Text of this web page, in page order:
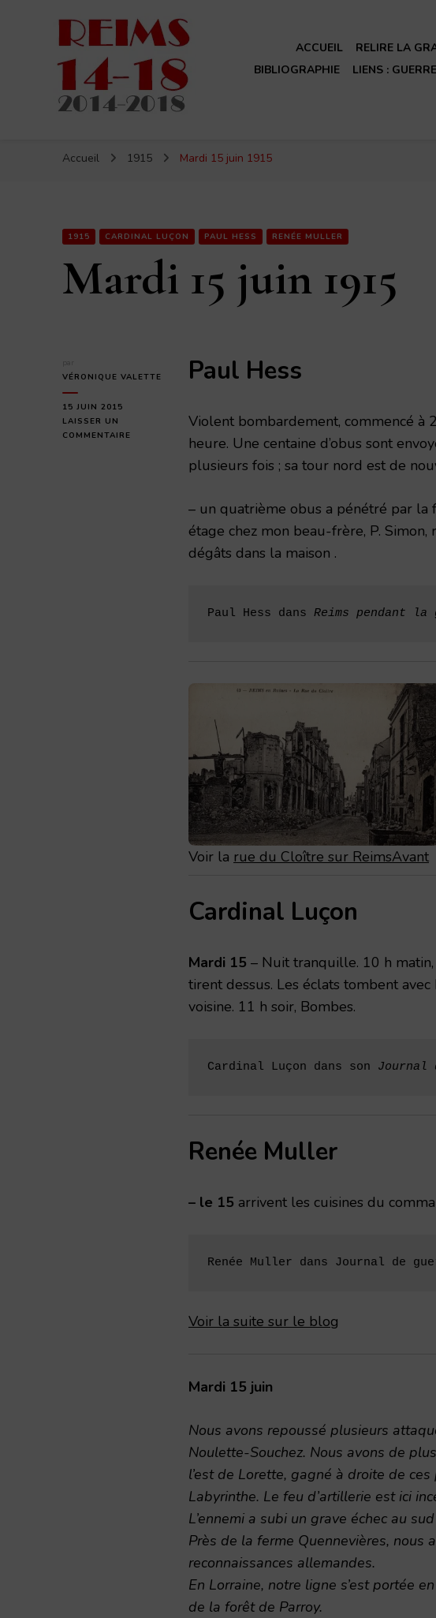
ACCUEIL RELIRE LA
BIBLIOGRAPHIE
LIENS :
Accueil 1915 Mardi 15 juin 1915
1915 CARDINAL LUÇON PAUL HESS RENÉE MULLER
Mardi 15 juin 1915
VÉRONIQUE VALETTE
15 JUIN 2015
LAISSER UN
COMMENTAIRE
Paul Hess
Violent bombardement, commencé à
heure. Une centaine d’obus sont
plusieurs fois ; sa tour nord est de
– un quatrième obus a pénétré par la
étage chez mon beau-frère, P.
dégâts dans la maison .
Paul Hess dans Reims pendant la
Voir la rue du Cloître sur ReimsAvant
Cardinal Luçon
Mardi 15 – Nuit tranquille. 10 h
tirent dessus. Les éclats tombent
voisine. 11 h soir, Bombes.
Cardinal Luçon dans son Journal
Renée Muller
– le 15 arrivent les cuisines du
Renée Muller dans Journal de
Voir la suite sur le blog
Mardi 15 juin
Nous avons repoussé plusieurs
Noulette-Souchez. Nous avons de
l’est de Lorette, gagné à droite de
Labyrinthe. Le feu d’artillerie est ici
L’ennemi a subi un grave échec au
Près de la ferme Quennevières, nous
reconnaissances allemandes.
En Lorraine, notre ligne s’est portée
de la forêt de Parroy.